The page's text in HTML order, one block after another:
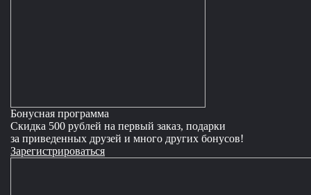
Бонусная программа
Скидка 500 рублей на первый заказ, подарки
за приведенных друзей и много других бонусов!
Зарегистрироваться